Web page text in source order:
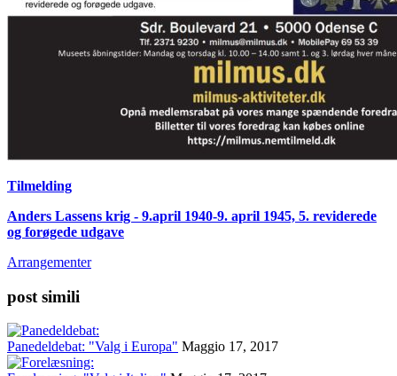
Tilmelding
Anders Lassens krig - 9.april 1940-9. april 1945, 5. reviderede
og forøgede udgave
Arrangementer
post simili
Panedeldebat: "Valg i Europa" Maggio 17, 2017